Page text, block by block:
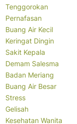
Tenggorokan
Pernafasan
Buang Air Kecil
Keringat Dingin
Sakit Kepala
Demam Salesma
Badan Meriang
Buang Air Besar
Stress
Gelisah
Kesehatan Wanita